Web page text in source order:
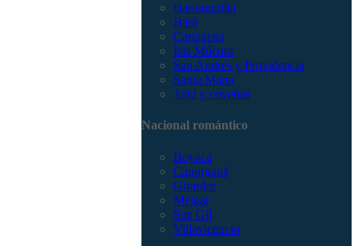
Barranquilla
Barú
Cartagena
Isla Múcura
San Andrés y Providencia
Santa Marta
Tolú y coveñas
Nacional romántico
Boyacá
Capurganá
Girardot
Melgar
San Gil
Villavicencio